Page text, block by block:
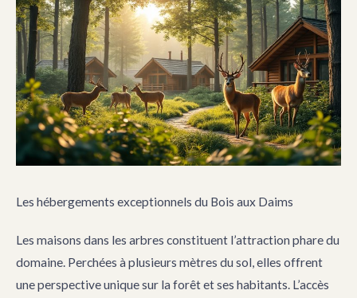
Les hébergements exceptionnels du Bois aux Daims
Les maisons dans les arbres constituent l’attraction phare du
domaine. Perchées à plusieurs mètres du sol, elles offrent
une perspective unique sur la forêt et ses habitants. L’accès